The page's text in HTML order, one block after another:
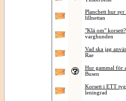
Planchett hur syr
lillnettan
"Klä om" korsett?
varghunden
Vad ska jag
Rae
Hur gammal för
Busen
Korsett i ETT
leningrad